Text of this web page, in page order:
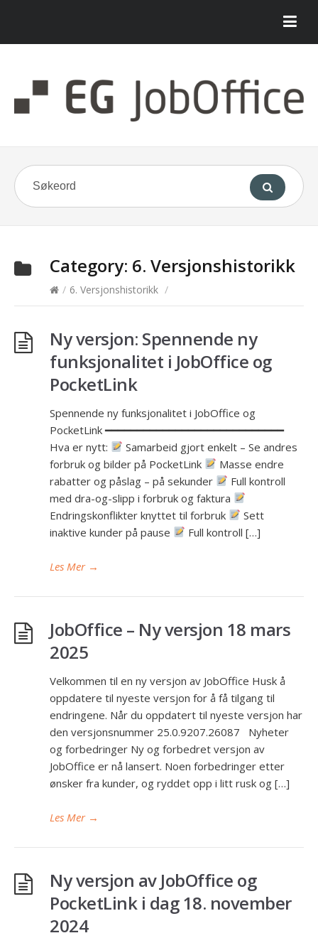
Category: 6. Versjonshistorikk
/ 6. Versjonshistorikk /
Ny versjon: Spennende ny
funksjonalitet i JobOffice og
PocketLink
Spennende ny funksjonalitet i JobOffice og
PocketLink ━━━━━━━━━━━━━━━━━━━━━━━━━━━━
Hva er nytt:
Samarbeid gjort enkelt – Se andres
forbruk og bilder på PocketLink
Masse endre
rabatter og påslag – på sekunder
Full kontroll
med dra-og-slipp i forbruk og faktura
Endringskonflikter knyttet til forbruk
Sett
inaktive kunder på pause
Full kontroll […]
Les Mer→
JobOffice – Ny versjon 18 mars
2025
Velkommen til en ny versjon av JobOffice Husk å
oppdatere til nyeste versjon for å få tilgang til
endringene. Når du oppdatert til nyeste versjon har
den versjonsnummer 25.0.9207.26087 Nyheter
og forbedringer Ny og forbedret versjon av
JobOffice er nå lansert. Noen forbedringer etter
ønsker fra kunder, og ryddet opp i litt rusk og […]
Les Mer→
Ny versjon av JobOffice og
PocketLink i dag 18. november
2024